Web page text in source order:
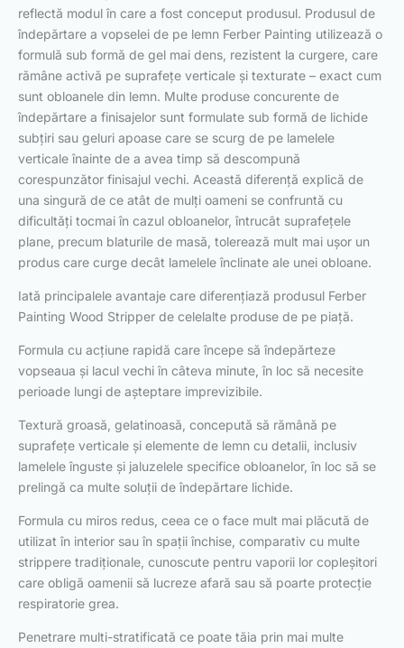
reflectă modul în care a fost conceput produsul. Produsul de
îndepărtare a vopselei de pe lemn Ferber Painting utilizează o
formulă sub formă de gel mai dens, rezistent la curgere, care
rămâne activă pe suprafețe verticale și texturate – exact cum
sunt obloanele din lemn. Multe produse concurente de
îndepărtare a finisajelor sunt formulate sub formă de lichide
subțiri sau geluri apoase care se scurg de pe lamelele
verticale înainte de a avea timp să descompună
corespunzător finisajul vechi. Această diferență explică de
una singură de ce atât de mulți oameni se confruntă cu
dificultăți tocmai în cazul obloanelor, întrucât suprafețele
plane, precum blaturile de masă, tolerează mult mai ușor un
produs care curge decât lamelele înclinate ale unei obloane.
Iată principalele avantaje care diferențiază produsul Ferber
Painting Wood Stripper de celelalte produse de pe piață.
Formula cu acțiune rapidă care începe să îndepărteze
vopseaua și lacul vechi în câteva minute, în loc să necesite
perioade lungi de așteptare imprevizibile.
Textură groasă, gelatinoasă, concepută să rămână pe
suprafețe verticale și elemente de lemn cu detalii, inclusiv
lamelele înguste și jaluzelele specifice obloanelor, în loc să se
prelingă ca multe soluții de îndepărtare lichide.
Formula cu miros redus, ceea ce o face mult mai plăcută de
utilizat în interior sau în spații închise, comparativ cu multe
strippere tradiționale, cunoscute pentru vaporii lor copleșitori
care obligă oamenii să lucreze afară sau să poarte protecție
respiratorie grea.
Penetrare multi-stratificată ce poate tăia prin mai multe